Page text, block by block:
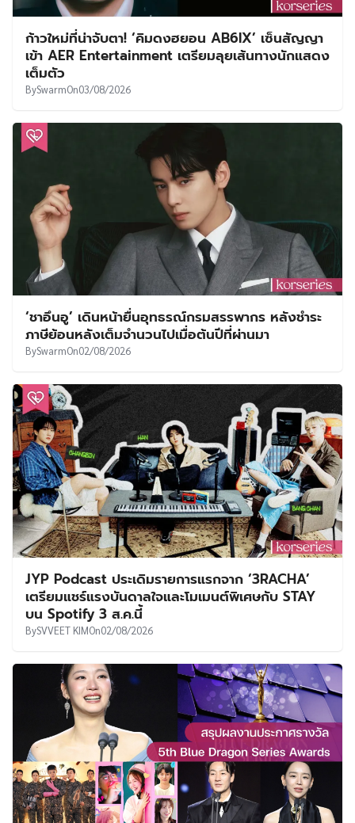
ก้าวใหม่ที่น่าจับตา! ‘คิมดงฮยอน AB6IX’ เซ็นสัญญา
เข้า AER Entertainment เตรียมลุยเส้นทางนักแสดง
เต็มตัว
BySwarmOn03/08/2026
‘ชาอึนอู’ เดินหน้ายื่นอุทธรณ์กรมสรรพากร หลังชำระ
ภาษีย้อนหลังเต็มจำนวนไปเมื่อต้นปีที่ผ่านมา
BySwarmOn02/08/2026
JYP Podcast ประเดิมรายการแรกจาก ‘3RACHA’
เตรียมแชร์แรงบันดาลใจและโมเมนต์พิเศษกับ STAY
บน Spotify 3 ส.ค.นี้
BySVVEET KIMOn02/08/2026